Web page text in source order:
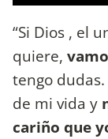
“Si Dios , el
quiere,
tengo
de mi vida y
cariño que